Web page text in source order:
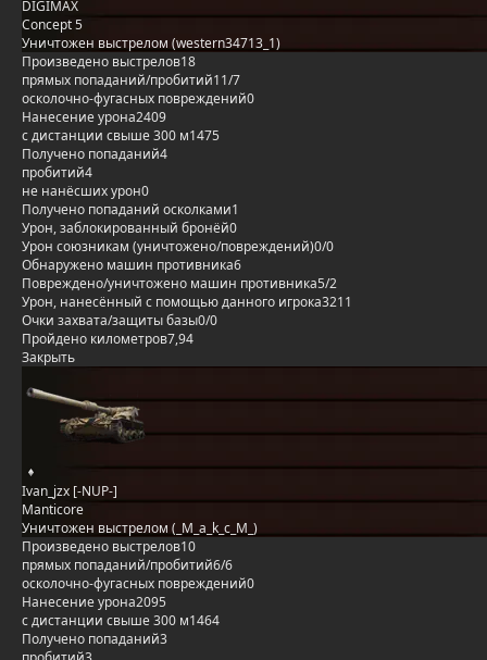
DIGIMAX
Concept 5
Уничтожен выстрелом (western34713_1)
Произведено выстрелов18
прямых попаданий/пробитий11/7
осколочно-фугасных повреждений0
Нанесение урона2409
с дистанции свыше 300 м1475
Получено попаданий4
пробитий4
не нанёсших урон0
Получено попаданий осколками1
Урон, заблокированный бронёй0
Урон союзникам (уничтожено/повреждений)0/0
Обнаружено машин противника6
Повреждено/уничтожено машин противника5/2
Урон, нанесённый с помощью данного игрока3211
Очки захвата/защиты базы0/0
Пройдено километров7,94
Закрыть
Ivan_jzx [-NUP-]
Manticore
Уничтожен выстрелом (_M_a_k_c_M_)
Произведено выстрелов10
прямых попаданий/пробитий6/6
осколочно-фугасных повреждений0
Нанесение урона2095
с дистанции свыше 300 м1464
Получено попаданий3